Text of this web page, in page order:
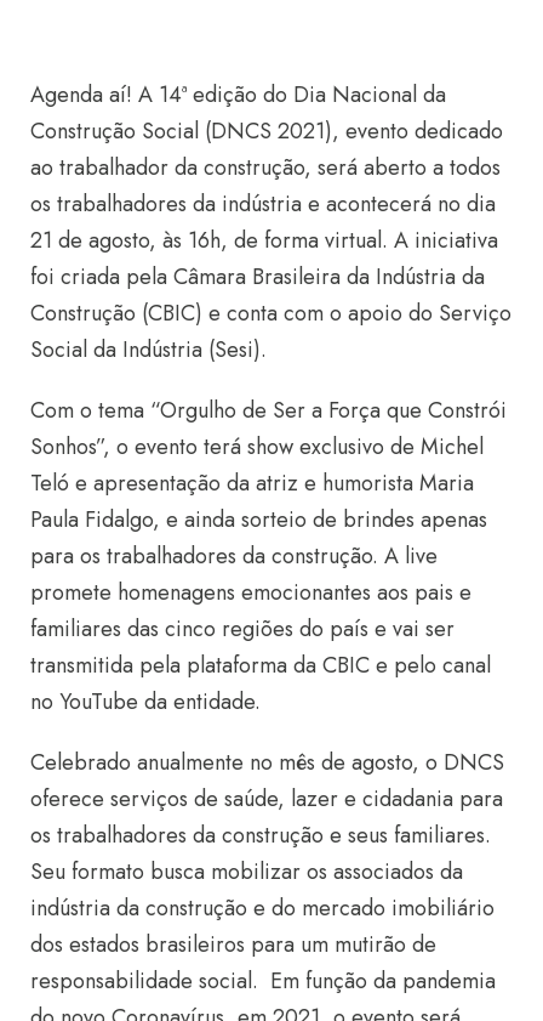
Agenda aí! A 14ª edição do Dia Nacional da
Construção Social (DNCS 2021), evento dedicado
ao trabalhador da construção, será aberto a todos
os trabalhadores da indústria e acontecerá no dia
21 de agosto, às 16h, de forma virtual. A iniciativa
foi criada pela Câmara Brasileira da Indústria da
Construção (CBIC) e conta com o apoio do Serviço
Social da Indústria (Sesi).
Com o tema “Orgulho de Ser a Força que Constrói
Sonhos”, o evento terá show exclusivo de Michel
Teló e apresentação da atriz e humorista Maria
Paula Fidalgo, e ainda sorteio de brindes apenas
para os trabalhadores da construção. A live
promete homenagens emocionantes aos pais e
familiares das cinco regiões do país e vai ser
transmitida pela plataforma da CBIC e pelo canal
no YouTube da entidade.
Celebrado anualmente no mês de agosto, o DNCS
oferece serviços de saúde, lazer e cidadania para
os trabalhadores da construção e seus familiares.
Seu formato busca mobilizar os associados da
indústria da construção e do mercado imobiliário
dos estados brasileiros para um mutirão de
responsabilidade social. Em função da pandemia